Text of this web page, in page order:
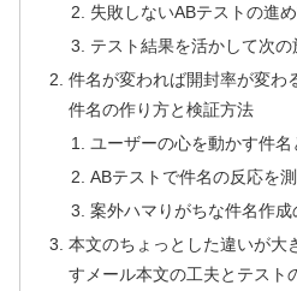
失敗しないABテストの進
テスト結果を活かして次の
件名が変われば開封率が変わ
件名の作り方と検証方法
ユーザーの心を動かす件名
ABテストで件名の反応を
案外ハマりがちな件名作成
本文のちょっとした違いが大
すメール本文の工夫とテスト